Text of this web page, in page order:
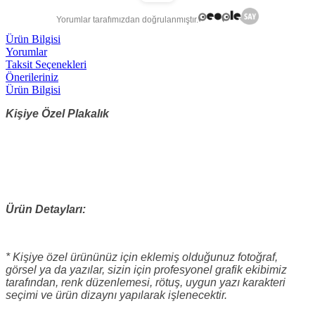
Yorumlar tarafımızdan doğrulanmıştır.
Ürün Bilgisi
Yorumlar
Taksit Seçenekleri
Önerileriniz
Ürün Bilgisi
Kişiye Özel Plakalık
Ürün Detayları:
* Kişiye özel ürününüz için eklemiş olduğunuz fotoğraf,
görsel ya da yazılar, sizin için profesyonel grafik ekibimiz
tarafından, renk düzenlemesi, rötuş, uygun yazı karakteri
seçimi ve ürün dizaynı yapılarak işlenecektir.